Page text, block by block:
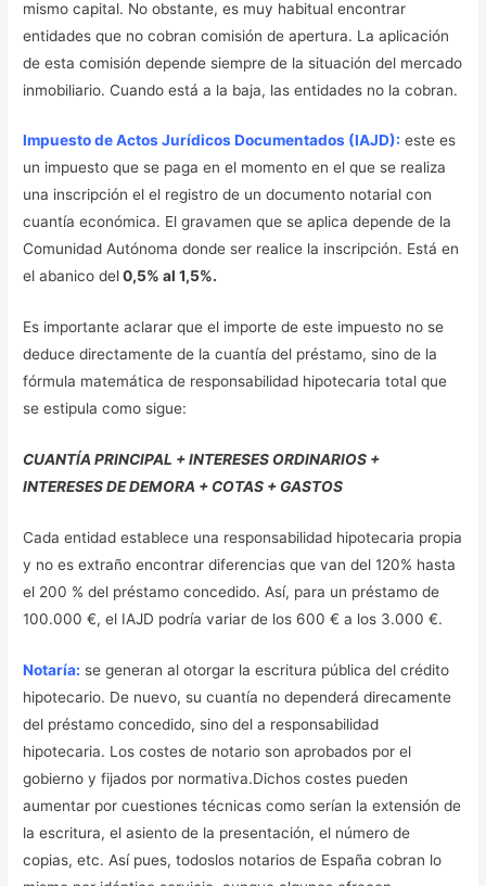
mismo capital. No obstante, es muy habitual encontrar
entidades que no cobran comisión de apertura. La aplicación
de esta comisión depende siempre de la situación del mercado
inmobiliario. Cuando está a la baja, las entidades no la cobran.
Impuesto de Actos Jurídicos Documentados (IAJD): este es
un impuesto que se paga en el momento en el que se realiza
una inscripción el el registro de un documento notarial con
cuantía económica. El gravamen que se aplica depende de la
Comunidad Autónoma donde ser realice la inscripción. Está en
el abanico del0,5% al 1,5%.
Es importante aclarar que el importe de este impuesto no se
deduce directamente de la cuantía del préstamo, sino de la
fórmula matemática de responsabilidad hipotecaria total que
se estipula como sigue:
CUANTÍA PRINCIPAL + INTERESES ORDINARIOS +
INTERESES DE DEMORA + COTAS + GASTOS
Cada entidad establece una responsabilidad hipotecaria propia
y no es extraño encontrar diferencias que van del 120% hasta
el 200 % del préstamo concedido. Así, para un préstamo de
100.000 €, el IAJD podría variar de los 600 € a los 3.000 €.
Notaría: se generan al otorgar la escritura pública del crédito
hipotecario. De nuevo, su cuantía no dependerá direcamente
del préstamo concedido, sino del a responsabilidad
hipotecaria. Los costes de notario son aprobados por el
gobierno y fijados por normativa.Dichos costes pueden
aumentar por cuestiones técnicas como serían la extensión de
la escritura, el asiento de la presentación, el número de
copias, etc. Así pues, todoslos notarios de España cobran lo